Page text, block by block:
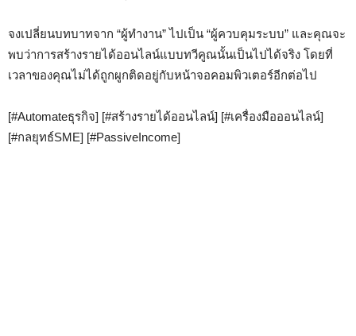
จงเปลี่ยนบทบาทจาก “ผู้ทำงาน” ไปเป็น “ผู้ควบคุมระบบ” และคุณจะ
พบว่าการสร้างรายได้ออนไลน์แบบทวีคูณนั้นเป็นไปได้จริง โดยที่
เวลาของคุณไม่ได้ถูกผูกติดอยู่กับหน้าจอคอมพิวเตอร์อีกต่อไป
[#Automateธุรกิจ] [#สร้างรายได้ออนไลน์] [#เครื่องมือออนไลน์]
[#กลยุทธ์SME] [#PassiveIncome]